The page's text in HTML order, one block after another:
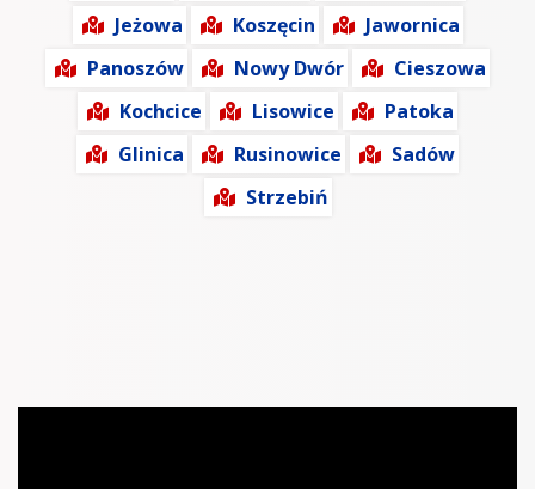
Jeżowa
Koszęcin
Jawornica
Panoszów
Nowy Dwór
Cieszowa
Kochcice
Lisowice
Patoka
Glinica
Rusinowice
Sadów
Strzebiń